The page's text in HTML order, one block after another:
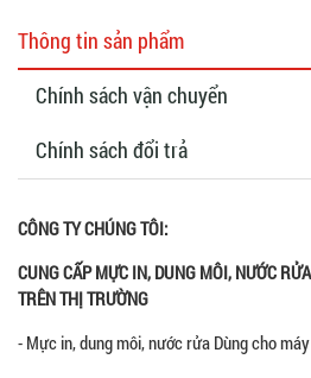
Thông tin sản phẩm
Chính sách vận chuyển
Chính sách đổi trả
CÔNG TY CHÚNG TÔI:
CUNG CẤP MỰC IN, DUNG MÔI, NƯỚC
TRÊN THỊ TRƯỜNG
- Mực in, dung môi, nước rửa Dùng cho